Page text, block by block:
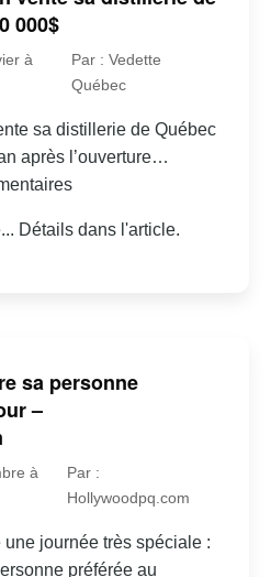
000$
à
Par : Vedette
Québec
sa distillerie de Québec
après l’ouverture…
Détails dans l'article.
sa personne
–
à
Par :
Hollywoodpq.com
journée très spéciale :
préférée au